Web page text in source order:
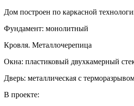
Дом построен по каркасной
Фундамент: монолитный
Кровля. Металлочерепица
Окна: пластиковый двухкамерный
Дверь: металлическая с
В проекте: